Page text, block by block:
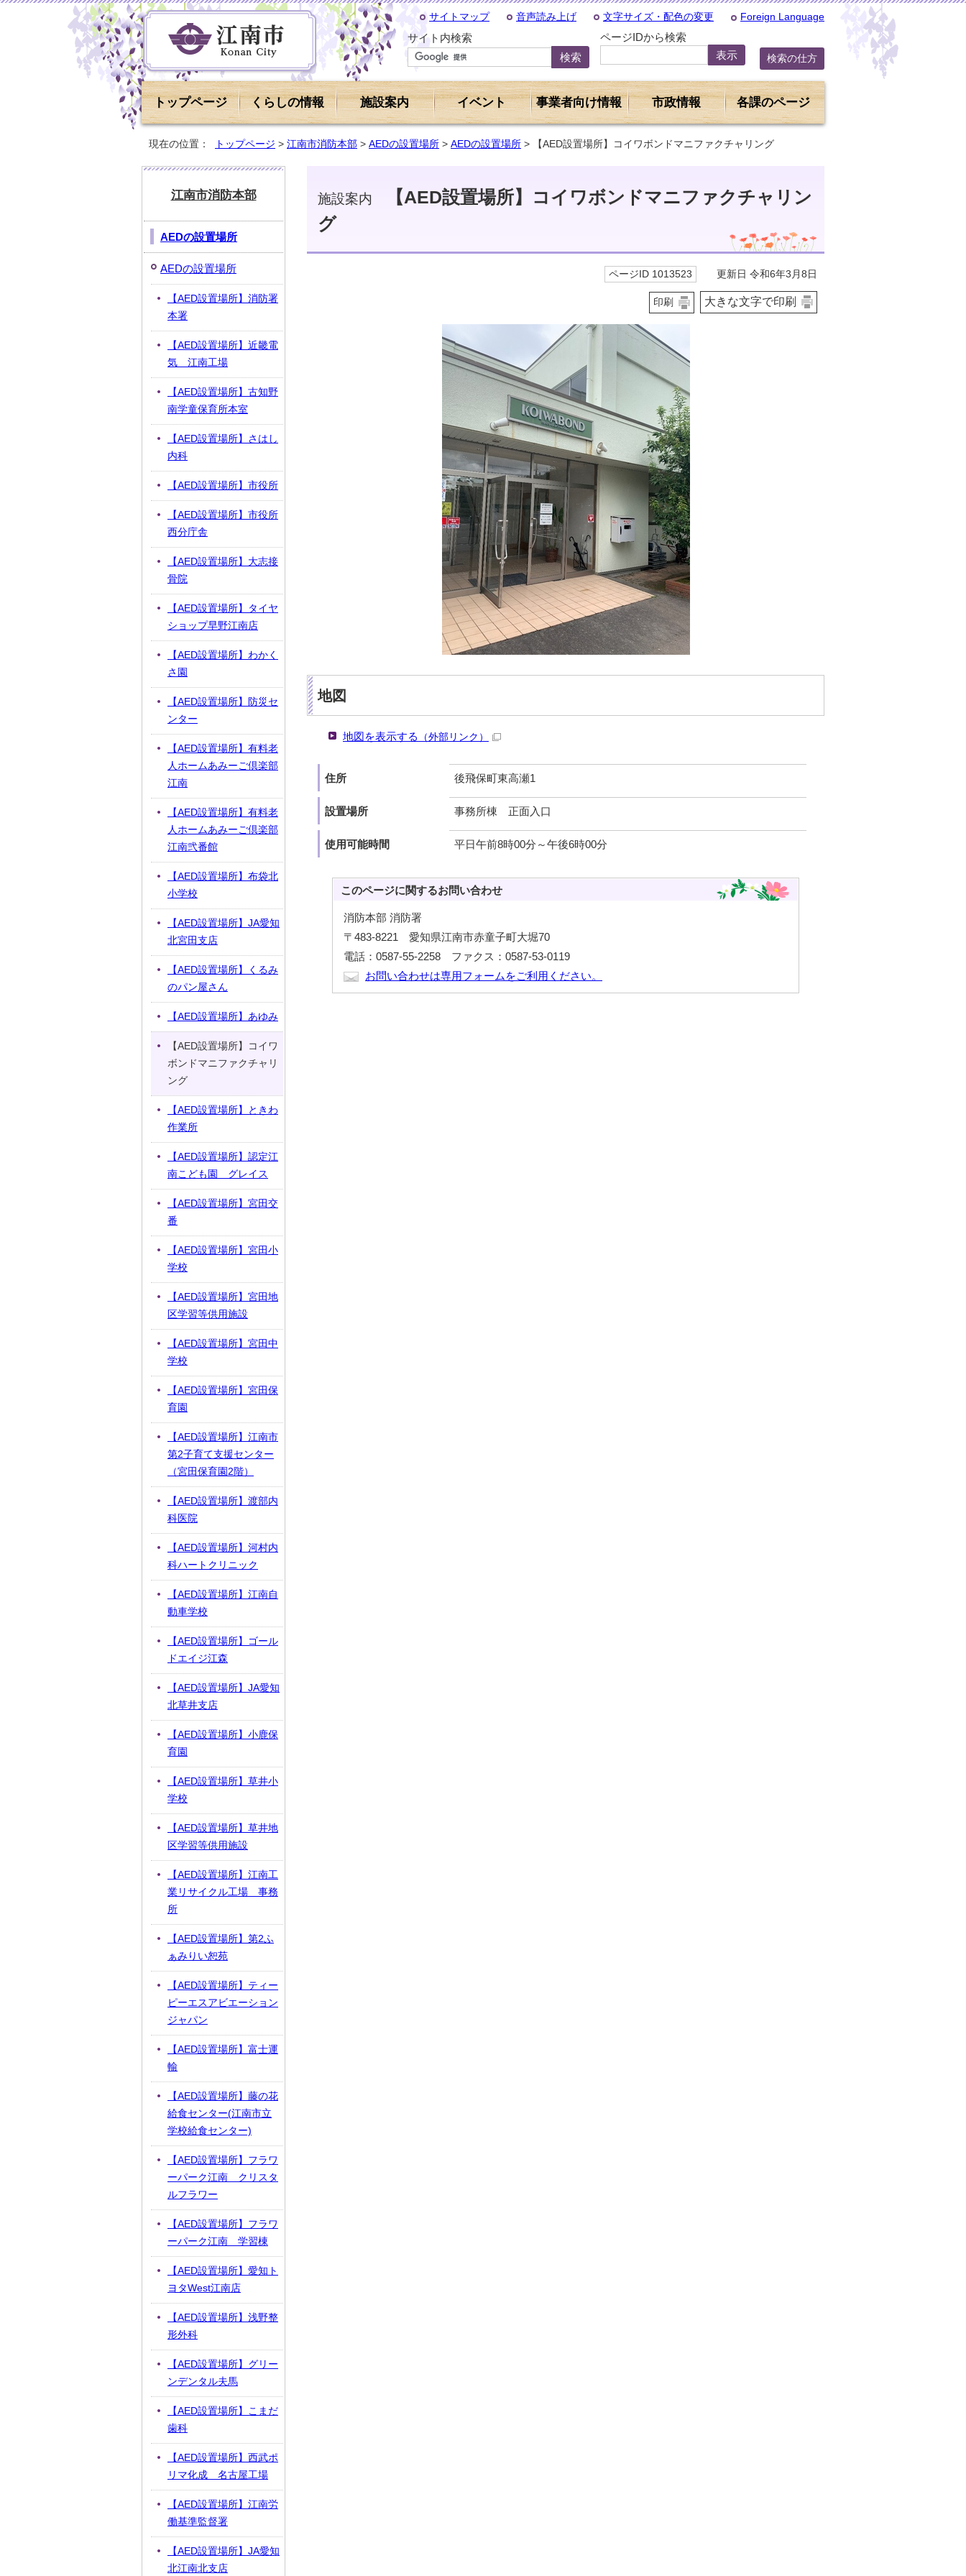
サイトマップ 音声読み上げ 文字サイズ・配色の変更 Foreign Language
サイト内検索 ページIDから検索
検索の仕方
トップページ くらしの情報 施設案内 イベント 事業者向け情報 市政情報 各課のページ
現在の位置： トップページ > 江南市消防本部 > AEDの設置場所 > AEDの設置場所 > 【AED設置場所】コイワボンドマニファクチャリング
施設案内
【AED設置場所】コイワボンドマニファクチャリン
グ
ページID 1013523 更新日 令和6年3月8日
印刷 大きな文字で印刷
地図
地図を表示する （外部リンク）
住所 後飛保町東高瀬1
設置場所 事務所棟 正面入口
使用可能時間 平日午前8時00分～午後6時00分
このページに関するお問い合わせ
消防本部 消防署
〒483-8221 愛知県江南市赤童子町大堀70
電話：0587-55-2258 ファクス：0587-53-0119
お問い合わせは専用フォームをご利用ください。
江南市消防本部
AEDの設置場所
AEDの設置場所
【AED設置場所】消防署
本署
【AED設置場所】近畿電
気 江南工場
【AED設置場所】古知野
南学童保育所本室
【AED設置場所】さはし
内科
【AED設置場所】市役所
【AED設置場所】市役所
西分庁舎
【AED設置場所】大志接
骨院
【AED設置場所】タイヤ
ショップ早野江南店
【AED設置場所】わかく
さ園
【AED設置場所】防災セ
ンター
【AED設置場所】有料老
人ホームあみーご倶楽部
江南
【AED設置場所】有料老
人ホームあみーご倶楽部
江南弐番館
【AED設置場所】布袋北
小学校
【AED設置場所】JA愛知
北宮田支店
【AED設置場所】くるみ
のパン屋さん
【AED設置場所】あゆみ
【AED設置場所】コイワ
ボンドマニファクチャリ
ング
【AED設置場所】ときわ
作業所
【AED設置場所】認定江
南こども園 グレイス
【AED設置場所】宮田交
番
【AED設置場所】宮田小
学校
【AED設置場所】宮田地
区学習等供用施設
【AED設置場所】宮田中
学校
【AED設置場所】宮田保
育園
【AED設置場所】江南市
第2子育て支援センター
（宮田保育園2階）
【AED設置場所】渡部内
科医院
【AED設置場所】河村内
科ハートクリニック
【AED設置場所】江南自
動車学校
【AED設置場所】ゴール
ドエイジ江森
【AED設置場所】JA愛知
北草井支店
【AED設置場所】小鹿保
育園
【AED設置場所】草井小
学校
【AED設置場所】草井地
区学習等供用施設
【AED設置場所】江南工
業リサイクル工場 事務
所
【AED設置場所】第2ふ
ぁみりい恕苑
【AED設置場所】ティー
ピーエスアビエーション
ジャパン
【AED設置場所】富士運
輸
【AED設置場所】藤の花
給食センター(江南市立
学校給食センター)
【AED設置場所】フラワ
ーパーク江南 クリスタ
ルフラワー
【AED設置場所】フラワ
ーパーク江南 学習棟
【AED設置場所】愛知ト
ヨタWest江南店
【AED設置場所】浅野整
形外科
【AED設置場所】グリー
ンデンタル夫馬
【AED設置場所】こまだ
歯科
【AED設置場所】西武ポ
リマ化成 名古屋工場
【AED設置場所】江南労
働基準監督署
【AED設置場所】JA愛知
北江南北支店